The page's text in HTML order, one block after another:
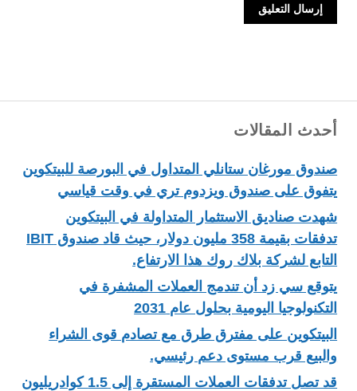
أحدث المقالات
صندوق مورغان ستانلي المتداول في البورصة للبيتكوين
يتفوق على صندوق ويزدوم تري في وقت قياسي
شهدت صناديق الاستثمار المتداولة في البيتكوين
تدفقات بقيمة 358 مليون دولار، حيث قاد صندوق IBIT
التابع لشركة بلاك روك هذا الارتفاع.
يتوقع سي زد أن تندمج العملات المشفرة في
التكنولوجيا اليومية بحلول عام 2031
البيتكوين على مفترق طرق مع تصادم قوى الشراء
والبيع قرب مستوى دعم رئيسي.
قد تصل تدفقات العملات المستقرة إلى 1.5 كوادريليون